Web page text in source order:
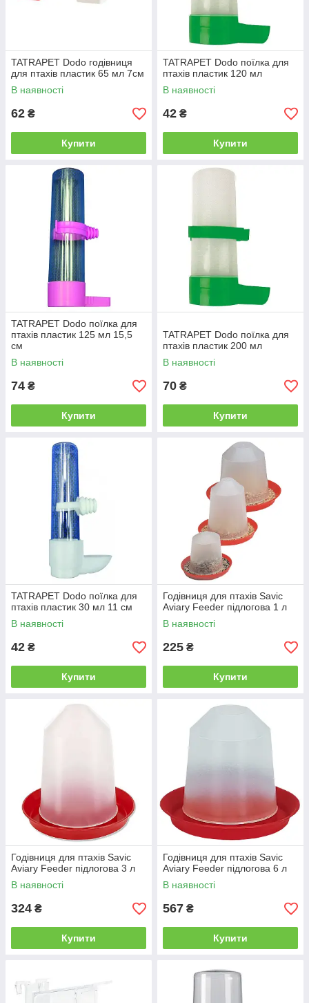
TATRAPET Dodo годівниця
для птахів пластик 65 мл 7см
В наявності
62 ₴
Купити
TATRAPET Dodo поїлка для
птахів пластик 120 мл
В наявності
42 ₴
Купити
TATRAPET Dodo поїлка для
птахів пластик 125 мл 15,5
см
В наявності
74 ₴
Купити
TATRAPET Dodo поїлка для
птахів пластик 200 мл
В наявності
70 ₴
Купити
TATRAPET Dodo поїлка для
птахів пластик 30 мл 11 см
В наявності
42 ₴
Купити
Годівниця для птахів Savic
Aviary Feeder підлогова 1 л
В наявності
225 ₴
Купити
Годівниця для птахів Savic
Aviary Feeder підлогова 3 л
В наявності
324 ₴
Купити
Годівниця для птахів Savic
Aviary Feeder підлогова 6 л
В наявності
567 ₴
Купити